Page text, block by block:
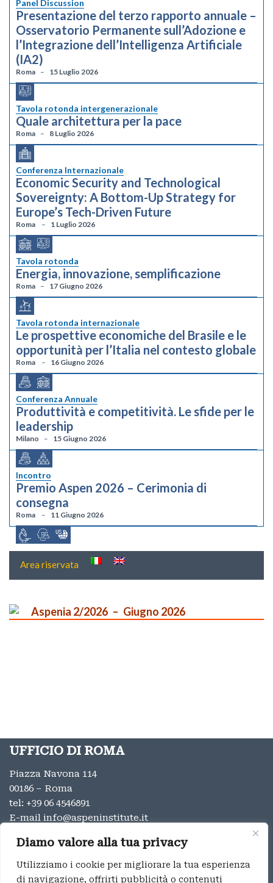
Diamo valore alla tua privacy
Utilizziamo i cookie per migliorare la tua esperienza
di navigazione, offrirti pubblicità o contenuti
Panel Discussion
Presentazione del terzo rapporto annuale –
Osservatorio Permanente sull’Adozione e
l’Integrazione dell’Intelligenza Artificiale
(IA2)
Roma 15 Luglio 2026
Tavola rotonda intergenerazionale
Quale architettura per la pace
Roma 8 Luglio 2026
Conferenza Internazionale
Economic Security and Technological
Sovereignty: A Bottom-Up Strategy for
Europe’s Tech-Driven Future
Roma 1 Luglio 2026
Tavola rotonda
Energia, innovazione, semplificazione
Roma 17 Giugno 2026
Tavola rotonda internazionale
Le prospettive economiche del Brasile e le
opportunità per l’Italia nel contesto globale
Roma 16 Giugno 2026
Conferenza Annuale
Produttività e competitività. Le sfide per le
leadership
Milano 15 Giugno 2026
Incontro
Premio Aspen 2026 – Cerimonia di
consegna
Roma 11 Giugno 2026
Area riservata
Aspenia 2/2026 Giugno 2026
UFFICIO DI ROMA
Piazza Navona 114
00186 – Roma
tel: +39 06 4546891
E-mail info@aspeninstitute.it
UFFICIO DI MILANO
Via Vincenzo Monti 12
20123 – Milano